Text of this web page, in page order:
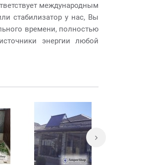
международным
стабилизатор у нас, Вы
времени, полностью
энергии любой